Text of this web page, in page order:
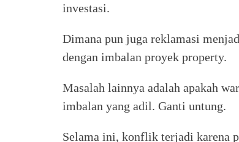
investasi.
Dimana pun juga reklamasi
dengan imbalan proyek property.
Masalah lainnya adalah apakah
imbalan yang adil. Ganti untung.
Selama ini, konflik terjadi karena